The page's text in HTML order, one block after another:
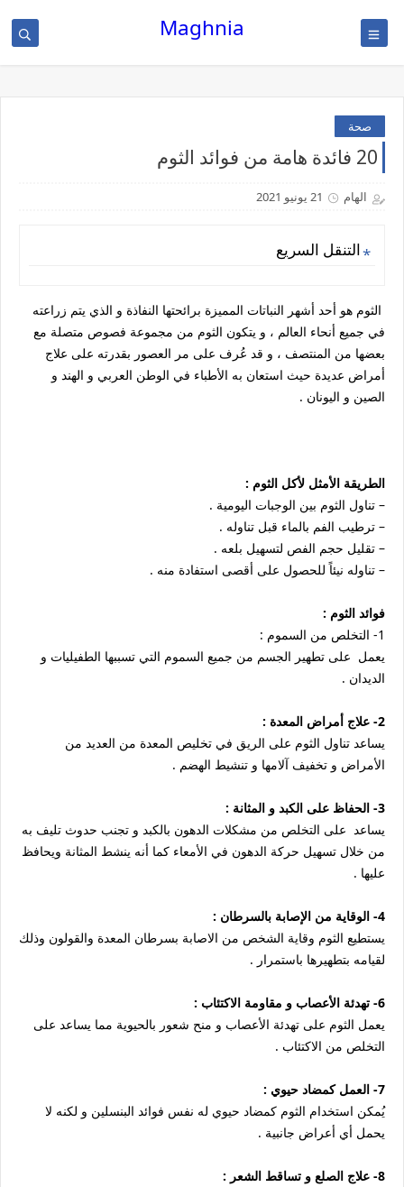
Maghnia
صحة
20 فائدة هامة من فوائد الثوم
الهام 21 يونيو 2021
التنقل السريع
الثوم هو أحد أشهر النباتات المميزة برائحتها النفاذة و الذي يتم زراعته
في جميع أنحاء العالم ، و يتكون الثوم من مجموعة فصوص متصلة مع
بعضها من المنتصف ، و قد عُرف على مر العصور بقدرته على علاج
أمراض عديدة حيث استعان به الأطباء في الوطن العربي و الهند و
الصين و اليونان .
الطريقة الأمثل لأكل الثوم :
– تناول الثوم بين الوجبات اليومية .
– ترطيب الفم بالماء قبل تناوله .
– تقليل حجم الفص لتسهيل بلعه .
– تناوله نيئاً للحصول على أقصى استفادة منه .
فوائد الثوم :
1- التخلص من السموم :
يعمل على تطهير الجسم من جميع السموم التي تسببها الطفيليات و
الديدان .
2- علاج أمراض المعدة :
يساعد تناول الثوم على الريق في تخليص المعدة من العديد من
الأمراض و تخفيف آلامها و تنشيط الهضم .
3- الحفاظ على الكبد و المثانة :
يساعد على التخلص من مشكلات الدهون بالكبد و تجنب حدوث تليف به
من خلال تسهيل حركة الدهون في الأمعاء كما أنه ينشط المثانة ويحافظ
عليها .
4- الوقاية من الإصابة بالسرطان :
يستطيع الثوم وقاية الشخص من الاصابة بسرطان المعدة والقولون وذلك
لقيامه بتطهيرها باستمرار .
6- تهدئة الأعصاب و مقاومة الاكتئاب :
يعمل الثوم على تهدئة الأعصاب و منح شعور بالحيوية مما يساعد على
التخلص من الاكتئاب .
7- العمل كمضاد حيوي :
يُمكن استخدام الثوم كمضاد حيوي له نفس فوائد البنسلين و لكنه لا
يحمل أي أعراض جانبية .
8- علاج الصلع و تساقط الشعر :